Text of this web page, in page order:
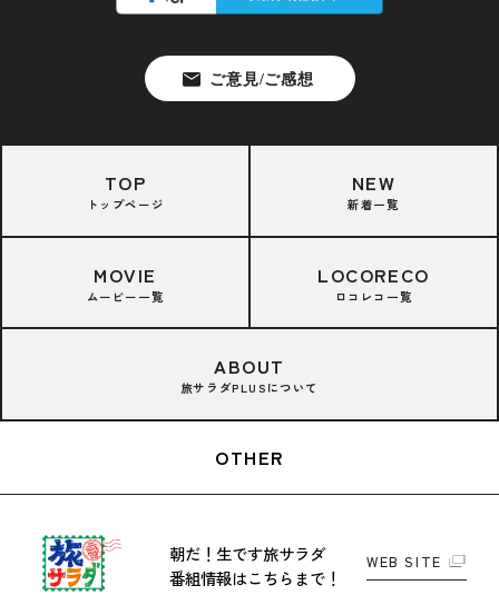
TOP
トップページ
NEW
新着一覧
MOVIE
ムービー一覧
LOCORECO
ロコレコ一覧
ABOUT
旅サラダPLUSについて
OTHER
朝だ！生です旅サラダ
番組情報はこちらまで！
WEB SITE